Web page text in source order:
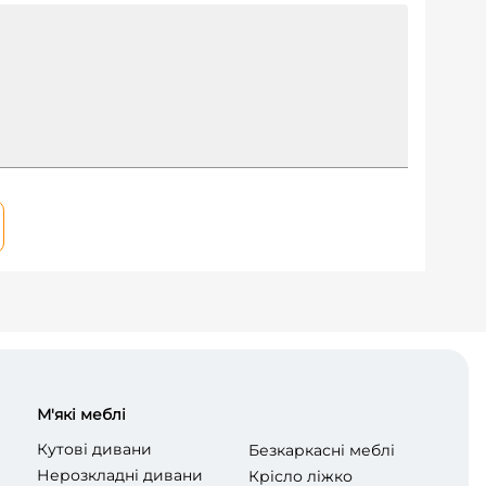
М'які меблі
Кутові дивани
Нерозкладні дивани
Безкаркасні меблі
Крісло ліжко